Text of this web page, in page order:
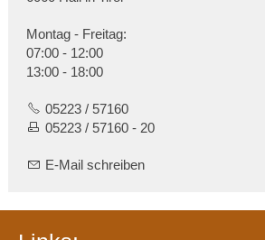
Montag - Freitag:
07:00 - 12:00
13:00 - 18:00
05223 / 57160
05223 / 57160 - 20
E-Mail schreiben